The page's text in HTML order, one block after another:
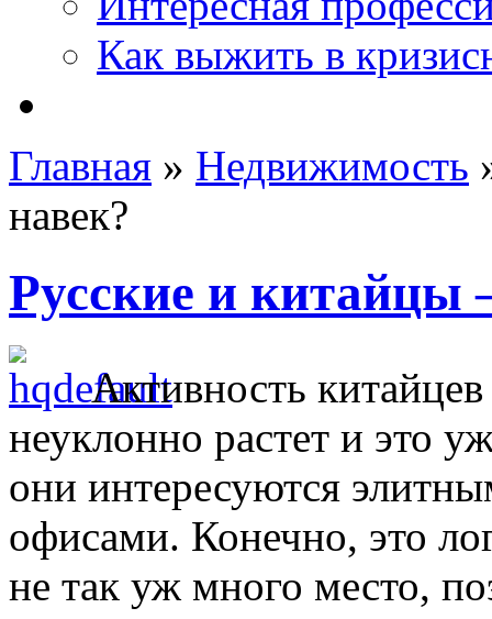
Как выжить в
Главная » Недвижимость
навек?
Русские и китайцы
Активность
неуклонно растет и это
они интересуются
офисами. Конечно, это
не так уж много место,